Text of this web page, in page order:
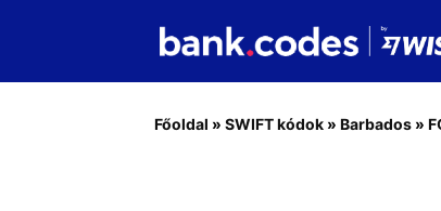
Főoldal » SWIFT kódok » Barbados »